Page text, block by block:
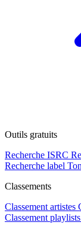
Outils gratuits
Recherche ISRC
Recherche label
Classements
Classement artistes
Classement playlists